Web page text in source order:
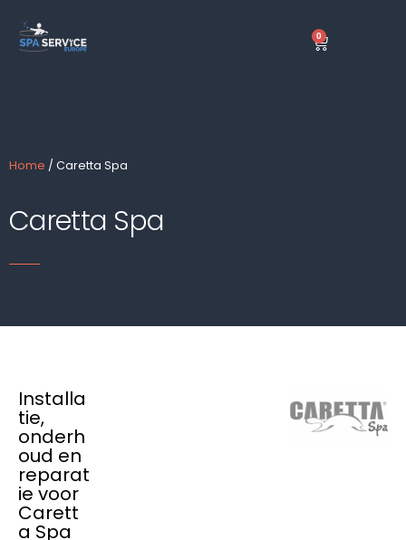
naar
0
Home / Caretta Spa
Caretta Spa
Installa
tie,
onderh
oud en
reparat
ie voor
Carett
a Spa